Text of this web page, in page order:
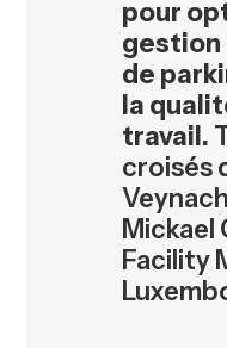
pour
gestion
de
la
travail.
croisés
Mickael
Facility